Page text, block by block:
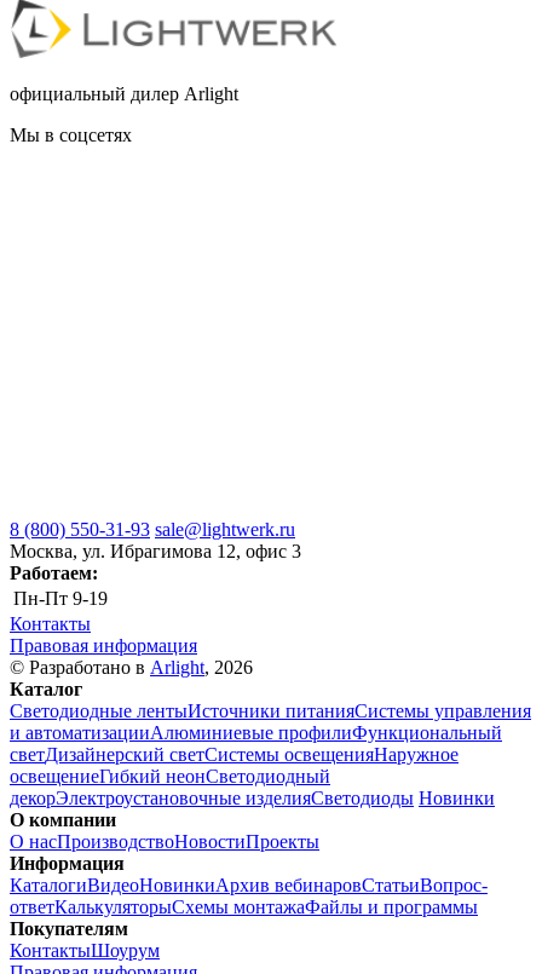
официальный дилер Arlight
Мы в соцсетях
8 (800) 550-31-93 sale@lightwerk.ru
Москва, ул. Ибрагимова 12, офис 3
Работаем:
Пн-Пт 9-19
Контакты
Правовая информация
© Разработано в Arlight, 2026
Каталог
Светодиодные лентыИсточники питанияСистемы управления
и автоматизацииАлюминиевые профилиФункциональный
светДизайнерский светСистемы освещенияНаружное
освещениеГибкий неонСветодиодный
декорЭлектроустановочные изделияСветодиоды Новинки
О компании
О насПроизводствоНовостиПроекты
Информация
КаталогиВидеоНовинкиАрхив вебинаровСтатьиВопрос-
ответКалькуляторыСхемы монтажаФайлы и программы
Покупателям
КонтактыШоурум